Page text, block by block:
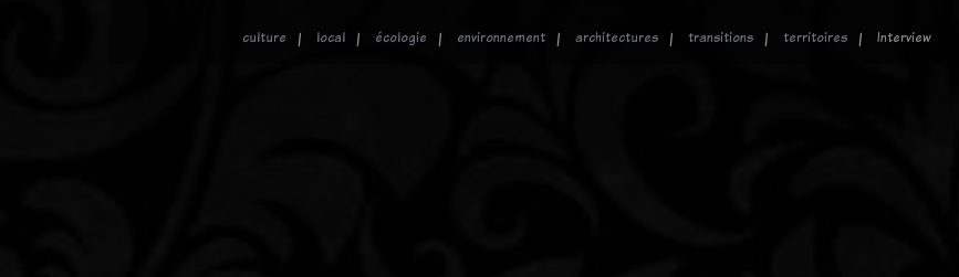
culture local écologie environnement architectures transitions territoires Interview